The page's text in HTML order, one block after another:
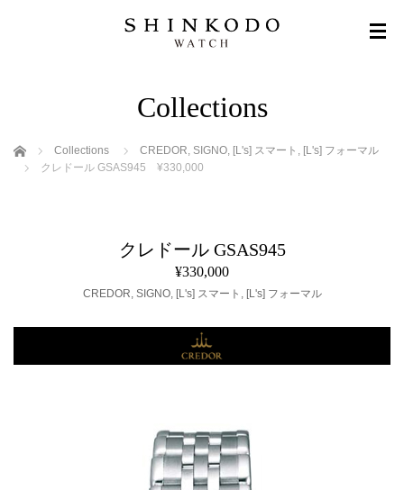
Collections
ホーム Collections CREDOR, SIGNO, [L's] スマート , [L's] フォーマル
クレドール GSAS945 ¥330,000
クレドール GSAS945
¥330,000
CREDOR, SIGNO, [L's] スマート , [L's] フォーマル